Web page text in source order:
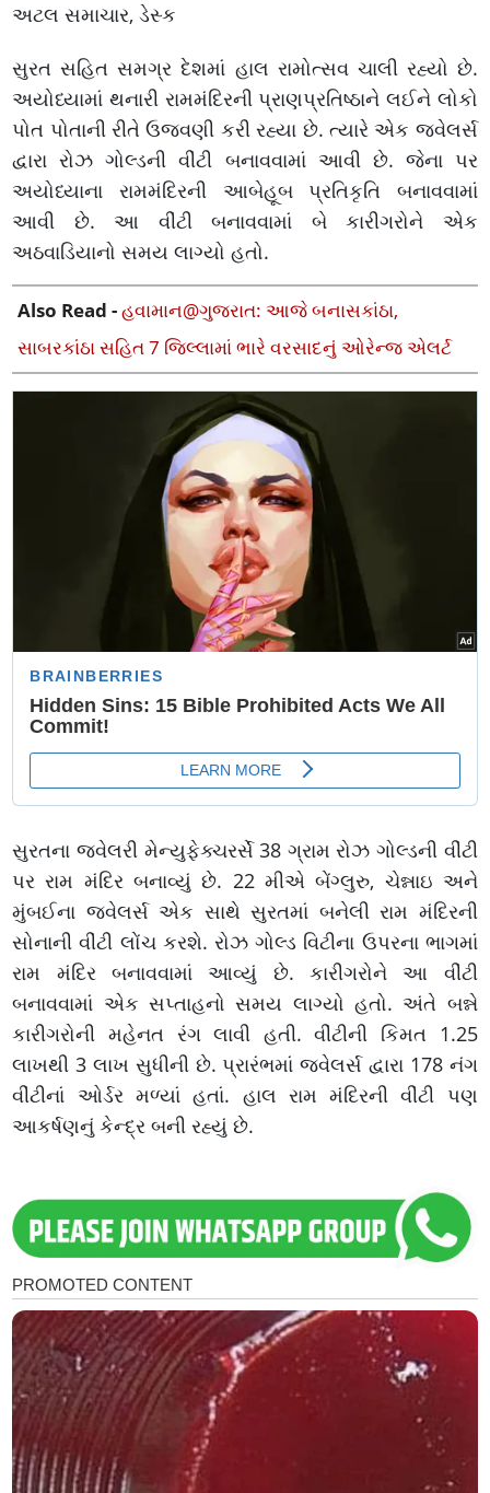
અટલ સમાચાર, ડેસ્ક
સુરત સહિત સમગ્ર દેશમાં હાલ રામોત્સવ ચાલી રહ્યો છે.
અયોધ્યામાં થનારી રામમંદિરની પ્રાણપ્રતિષ્ઠાને લઈને લોકો
પોત પોતાની રીતે ઉજવણી કરી રહ્યા છે. ત્યારે એક જ્વેલર્સ
દ્વારા રોઝ ગોલ્ડની વીંટી બનાવવામાં આવી છે. જેના પર
અયોધ્યાના રામમંદિરની આબેહૂબ પ્રતિકૃતિ બનાવવામાં
આવી છે. આ વીંટી બનાવવામાં બે કારીગરોને એક
અઠવાડિયાનો સમય લાગ્યો હતો.
Also Read -હવામાન@ગુજરાત: આજે બનાસકાંઠા,
સાબરકાંઠા સહિત 7 જિલ્લામાં ભારે વરસાદનું ઓરેન્જ એલર્ટ
સુરતના જવેલરી મેન્યુફેક્ચરર્સે 38 ગ્રામ રોઝ ગોલ્ડની વીંટી
પર રામ મંદિર બનાવ્યું છે. 22 મીએ બેંગ્લુરુ, ચેન્નાઇ અને
મુંબઈના જ્વેલર્સ એક સાથે સુરતમાં બનેલી રામ મંદિરની
સોનાની વીંટી લોંચ કરશે. રોઝ ગોલ્ડ વિટીના ઉપરના ભાગમાં
રામ મંદિર બનાવવામાં આવ્યું છે. કારીગરોને આ વીંટી
બનાવવામાં એક સપ્તાહનો સમય લાગ્યો હતો. અંતે બન્ને
કારીગરોની મહેનત રંગ લાવી હતી. વીંટીની કિમત 1.25
લાખથી 3 લાખ સુધીની છે. પ્રારંભમાં જવેલર્સ દ્વારા 178 નંગ
વીંટીનાં ઓર્ડર મળ્યાં હતાં. હાલ રામ મંદિરની વીંટી પણ
આકર્ષણનું કેન્દ્ર બની રહ્યું છે.